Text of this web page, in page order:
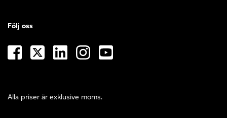
Alla priser är exklusive moms.
Följ oss